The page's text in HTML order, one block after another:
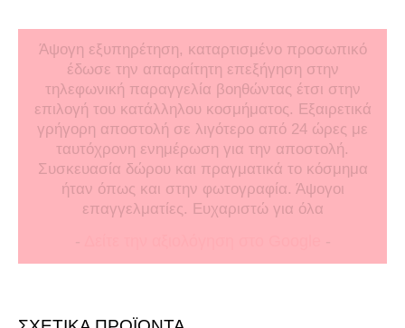
Άψογη εξυπηρέτηση, καταρτισμένο προσωπικό
έδωσε την απαραίτητη επεξήγηση στην
τηλεφωνική παραγγελία βοηθώντας έτσι στην
επιλογή του κατάλληλου κοσμήματος. Εξαιρετικά
γρήγορη αποστολή σε λιγότερο από 24 ώρες με
ταυτόχρονη ενημέρωση για την αποστολή.
Συσκευασία δώρου και πραγματικά το κόσμημα
ήταν όπως και στην φωτογραφία. Άψογοι
επαγγελματίες. Ευχαριστώ για όλα
- -